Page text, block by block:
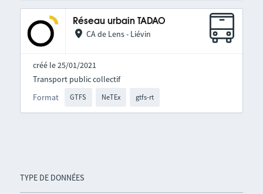
TYPE DE DONNÉES
Réseau urbain TADAO
CA de Lens - Liévin
créé le 25/01/2021
Format GTFS NeTEx gtfs-rt
Transport public collectif